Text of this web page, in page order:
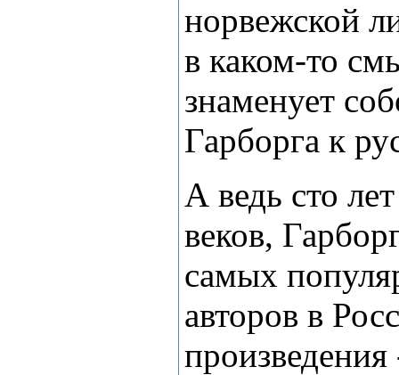
норвежской
в каком-то
знаменует
Гарборга к
А ведь сто
веков,
самых
авторов в